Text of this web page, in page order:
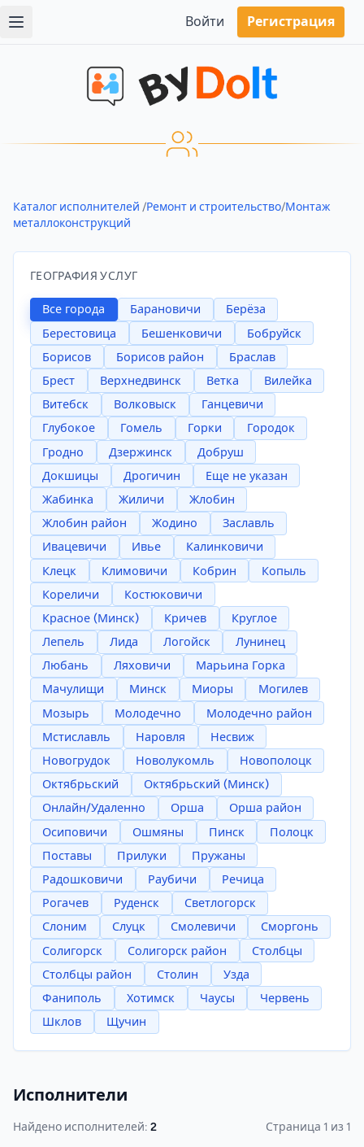
Войти Регистрация
Каталог исполнителей /Ремонт и строительство/Монтаж
металлоконструкций
ГЕОГРАФИЯ УСЛУГ
Все города Барановичи
Берёза
Берестовица
Бешенковичи
Бобруйск
Борисов
Борисов район
Браслав
Брест
Верхнедвинск Ветка
Вилейка
Витебск
Волковыск
Ганцевичи
Глубокое
Гомель Горки
Городок
Гродно
Дзержинск
Добруш
Докшицы
Дрогичин
Еще не указан
Жабинка
Жиличи
Жлобин
Жлобин район
Жодино
Заславль
Ивацевичи
Ивье
Калинковичи
Клецк
Климовичи Кобрин
Копыль
Кореличи
Костюковичи
Красное (Минск)
Кричев
Круглое
Лепель
Лида Логойск
Лунинец
Любань
Ляховичи
Марьина Горка
Мачулищи
Минск Миоры
Могилев
Мозырь
Молодечно
Молодечно район
Мстиславль
Наровля
Несвиж
Новогрудок
Новолукомль
Новополоцк
Октябрьский
Октябрьский (Минск)
Онлайн/Удаленно
Орша
Орша район
Осиповичи
Ошмяны Пинск
Полоцк
Поставы
Прилуки
Пружаны
Радошковичи
Раубичи
Речица
Рогачев
Руденск
Светлогорск
Слоним
Слуцк Смолевичи
Сморгонь
Солигорск
Солигорск район
Столбцы
Столбцы район
Столин
Узда
Фаниполь
Хотимск Чаусы
Червень
Шклов
Щучин
Исполнители
Найдено исполнителей: 2 Страница 1 из 1